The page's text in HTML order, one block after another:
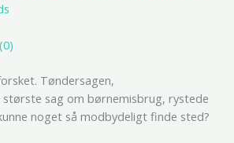
Tøndersagen,
største sag om børnemisbrug, rystede
noget så modbydeligt finde sted?